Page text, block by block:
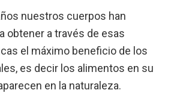
nuestros cuerpos han
obtener a través de esas
el máximo beneficio de los
es decir los alimentos en su
en la naturaleza.